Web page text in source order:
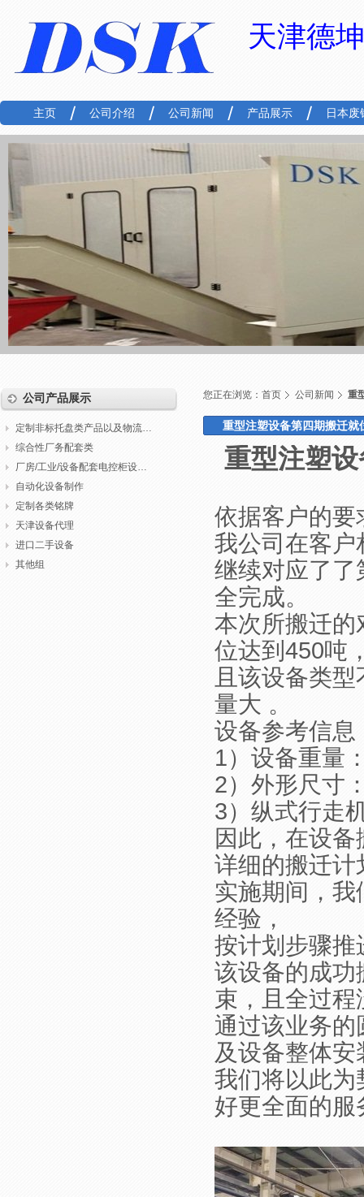
天津德
主页 公司介绍 公司新闻 产品展示 日本废
公司产品展示
定制非标托盘类产品以及物流包装
综合性厂务配套类
厂房/工业/设备配套电控柜设计制作调试
自动化设备制作
定制各类铭牌
天津设备代理
进口二手设备
其他组
您正在浏览： 首页 公司新闻 重
重型注塑设备第四期搬迁
重型注塑
依据客户的要
我公司在客户
继续对应了了
全完成。
本次所搬迁的
位达到450吨
且该设备类
量大 。
设备参考信息
1）设备重量
2）外形尺寸
3）纵式行走
因此，在设
详细的搬迁计
实施期间，
经验，
按计划步骤推
该设备的成功
束，且全过
通过该业务
及设备整体
我们将以此为
好更全面的服